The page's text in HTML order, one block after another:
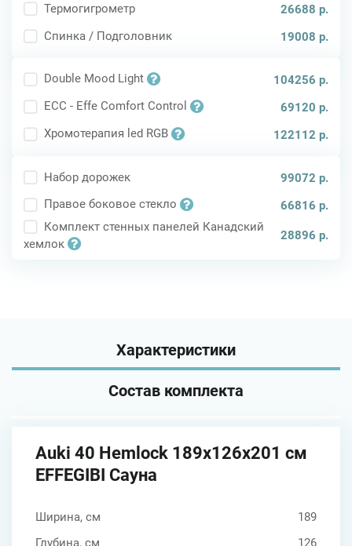
Термогигрометр
26688 р.
Спинка / Подголовник
19008 р.
Double Mood Light
104256 р.
ECC - Effe Comfort Control
69120 р.
Хромотерапия led RGB
122112 р.
Набор дорожек
99072 р.
Правое боковое стекло
66816 р.
Комплект стенных панелей Канадский
хемлок
28896 р.
Характеристики
Состав комплекта
Auki 40 Hemlock 189x126x201 см
EFFEGIBI Сауна
Ширина, см
189
Глубина, см
126